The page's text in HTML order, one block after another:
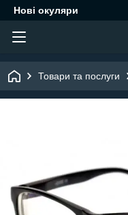
Нові окуляри
Товари та послуги